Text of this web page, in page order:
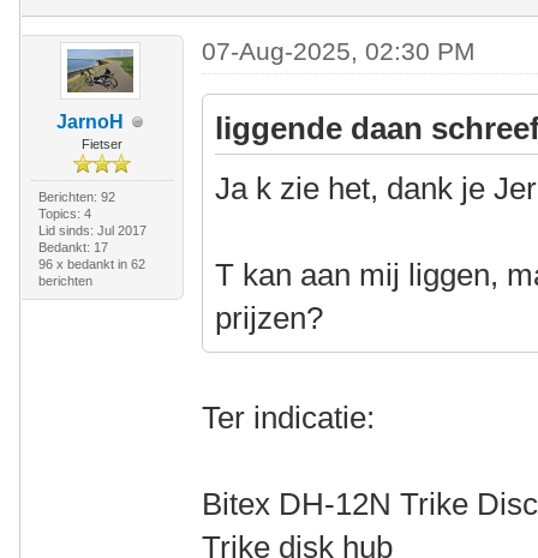
JarnoH
Fietser
Berichten: 92
Topics: 4
Lid sinds: Jul 2017
Bedankt: 17
96 x bedankt in 62
berichten
07-Aug-2025, 02:30 PM
liggende daan
Ja k zie het, dank je
T kan aan mij liggen,
prijzen?
Ter indicatie:
Bitex DH-12N Trike
Trike disk hub